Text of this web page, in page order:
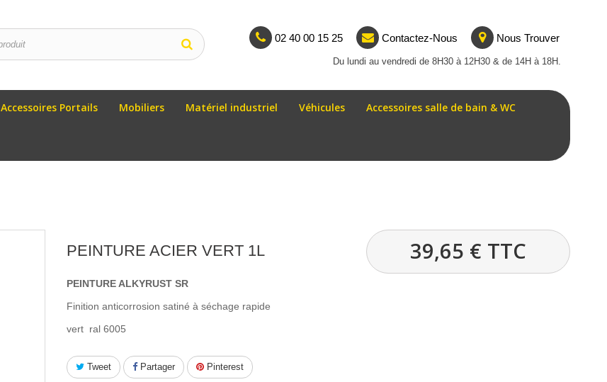
02 40 00 15 25 Contactez-Nous Nous Trouver
Du lundi au vendredi de 8H30 à 12H30 & de 14H à 18H.
Accessoires Portails Mobiliers Matériel industriel Véhicules Accessoires salle de bain & WC
PEINTURE ACIER VERT 1L
PEINTURE ALKYRUST SR
Finition anticorrosion satiné à séchage rapide
vert ral 6005
Tweet Partager Pinterest
39,65 € TTC